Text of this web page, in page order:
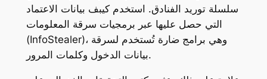
سلسلة توريد الفنادق. استخدم كيبف بيانات الاعتماد
التي حصل عليها عبر برمجيات سرقة المعلومات
(InfoStealer)، وهي برامج ضارة تُستخدم لسرقة
بيانات الدخول وكلمات المرور.